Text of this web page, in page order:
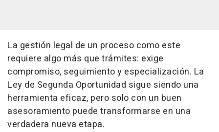
La gestión legal de un proceso como este
requiere algo más que trámites: exige
compromiso, seguimiento y especialización. La
Ley de Segunda Oportunidad sigue siendo una
herramienta eficaz, pero solo con un buen
asesoramiento puede transformarse en una
verdadera nueva etapa.